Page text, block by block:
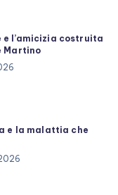
e l’amicizia costruita
Martino
e la malattia che